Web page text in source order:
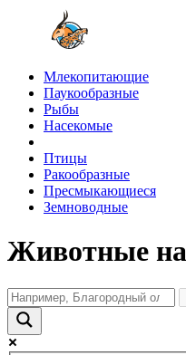
Млекопитающие
Паукообразные
Рыбы
Насекомые
Птицы
Ракообразные
Пресмыкающиеся
Земноводные
Животные